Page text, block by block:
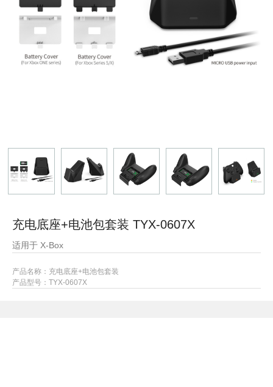
充电底座+电池包套装 TYX-0607X
适用于 X-Box
产品名称：充电底座+电池包套装
产品型号：TYX-0607X